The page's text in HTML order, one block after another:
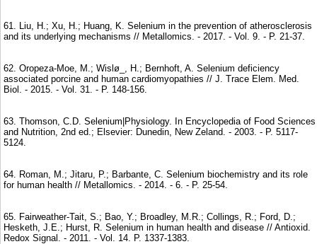
61. Liu, H.; Xu, H.; Huang, K. Selenium in the prevention of atherosclerosis
and its underlying mechanisms // Metallomics. - 2017. - Vol. 9. - P. 21-37.
62. Oropeza-Moe, M.; Wislø_, H.; Bernhoft, A. Selenium deficiency
associated porcine and human cardiomyopathies // J. Trace Elem. Med.
Biol. - 2015. - Vol. 31. - P. 148-156.
63. Thomson, C.D. Selenium|Physiology. In Encyclopedia of Food Sciences
and Nutrition, 2nd ed.; Elsevier: Dunedin, New Zeland. - 2003. - P. 5117-
5124.
64. Roman, M.; Jitaru, P.; Barbante, C. Selenium biochemistry and its role
for human health // Metallomics. - 2014. - 6. - P. 25-54.
65. Fairweather-Tait, S.; Bao, Y.; Broadley, M.R.; Collings, R.; Ford, D.;
Hesketh, J.E.; Hurst, R. Selenium in human health and disease // Antioxid.
Redox Signal. - 2011. - Vol. 14. P. 1337-1383.